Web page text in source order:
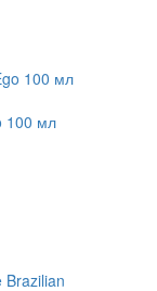
100 мл